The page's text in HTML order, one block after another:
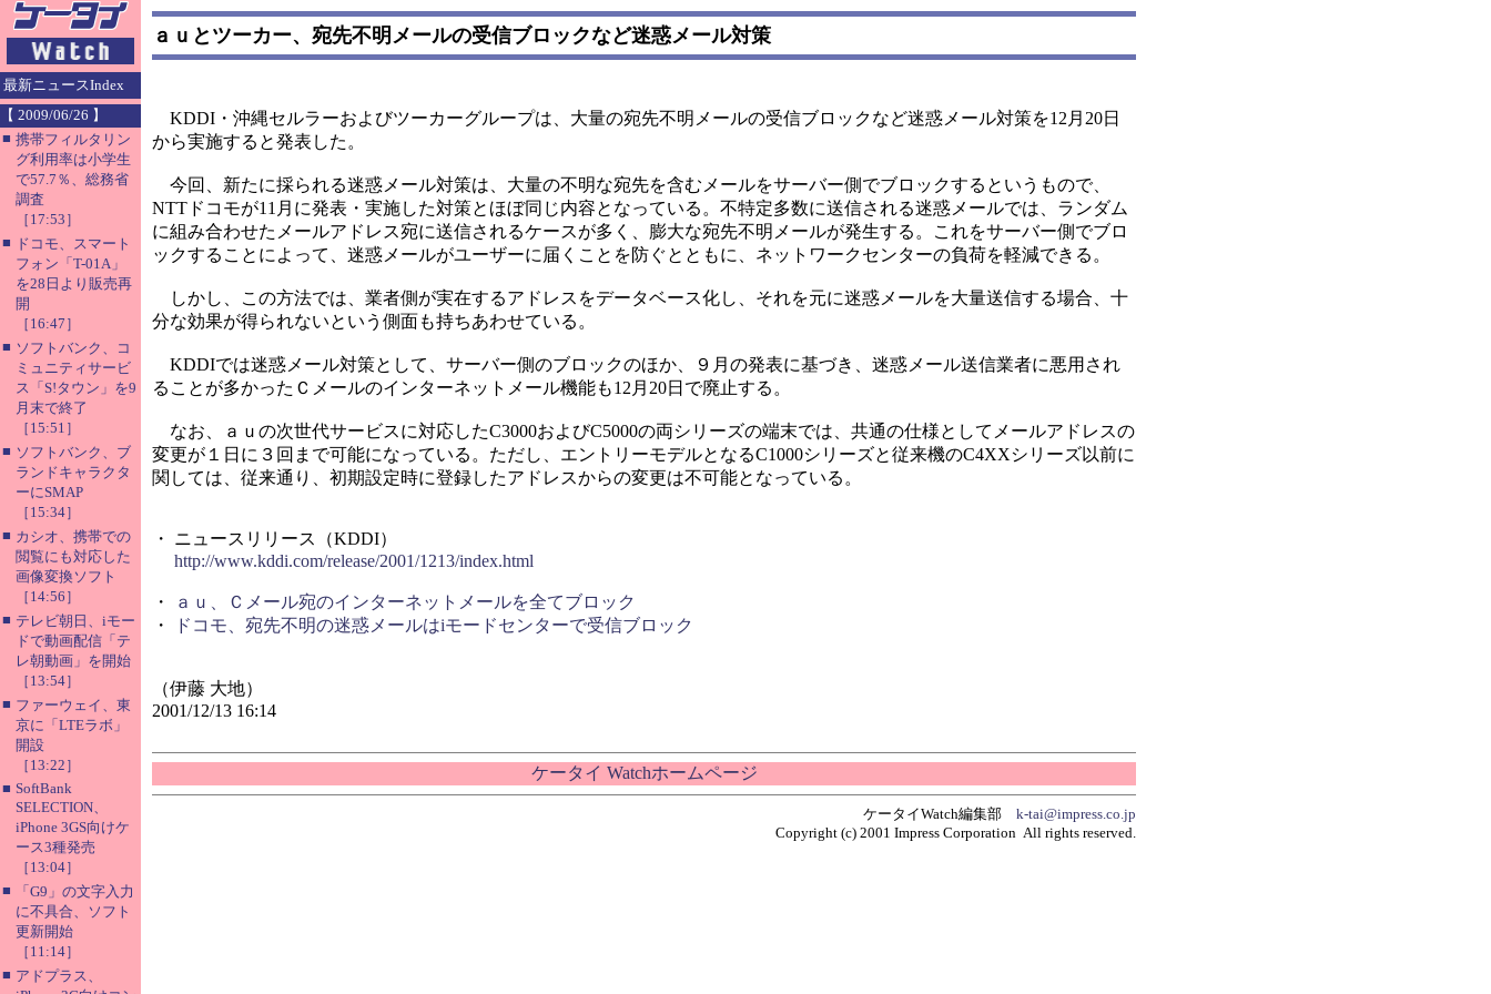
最新ニュースIndex
【 2009/06/26 】
■ 携帯フィルタリン
グ利用率は小学生
で57.7％、総務省
調査
［17:53］
■ ドコモ、スマート
フォン「T-01A」
を28日より販売再
開
［16:47］
■ ソフトバンク、コ
ミュニティサービ
ス「S!タウン」を9
月末で終了
［15:51］
■ ソフトバンク、ブ
ランドキャラクタ
ーにSMAP
［15:34］
■ カシオ、携帯での
閲覧にも対応した
画像変換ソフト
［14:56］
■ テレビ朝日、iモー
ドで動画配信「テ
レ朝動画」を開始
［13:54］
■ ファーウェイ、東
京に「LTEラボ」
開設
［13:22］
■ SoftBank
SELECTION、
iPhone 3GS向けケ
ース3種発売
［13:04］
■
「G9」の文字入力
に不具合、ソフト
更新開始
［11:14］
■ アドプラス、
ａｕとツーカー、宛先不明メールの受信ブロックなど迷惑メール対策
KDDI・沖縄セルラーおよびツーカーグループは、大量の宛先不明メールの受信ブロックなど迷惑メール対策を12月20日
から実施すると発表した。
今回、新たに採られる迷惑メール対策は、大量の不明な宛先を含むメールをサーバー側でブロックするというもので、
NTTドコモが11月に発表・実施した対策とほぼ同じ内容となっている。不特定多数に送信される迷惑メールでは、ランダム
に組み合わせたメールアドレス宛に送信されるケースが多く、膨大な宛先不明メールが発生する。これをサーバー側でブロ
ックすることによって、迷惑メールがユーザーに届くことを防ぐとともに、ネットワークセンターの負荷を軽減できる。
しかし、この方法では、業者側が実在するアドレスをデータベース化し、それを元に迷惑メールを大量送信する場合、十
分な効果が得られないという側面も持ちあわせている。
KDDIでは迷惑メール対策として、サーバー側のブロックのほか、９月の発表に基づき、迷惑メール送信業者に悪用され
ることが多かったＣメールのインターネットメール機能も12月20日で廃止する。
なお、ａｕの次世代サービスに対応したC3000およびC5000の両シリーズの端末では、共通の仕様としてメールアドレスの
変更が１日に３回まで可能になっている。ただし、エントリーモデルとなるC1000シリーズと従来機のC4XXシリーズ以前に
関しては、従来通り、初期設定時に登録したアドレスからの変更は不可能となっている。
・ ニュースリリース（KDDI）
http://www.kddi.com/release/2001/1213/index.html
・
ａｕ、Ｃメール宛のインターネットメールを全てブロック
・
ドコモ、宛先不明の迷惑メールはiモードセンターで受信ブロック
（伊藤 大地）
2001/12/13 16:14
ケータイ Watchホームページ
ケータイWatch編集部 k-tai@impress.co.jp
Copyright (c) 2001 Impress Corporation All rights reserved.